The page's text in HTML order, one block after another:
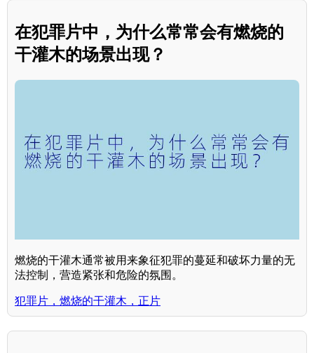
在犯罪片中，为什么常常会有燃烧的
干灌木的场景出现？
燃烧的干灌木通常被用来象征犯罪的蔓延和破坏力量的无
法控制，营造紧张和危险的氛围。
犯罪片，燃烧的干灌木，正片